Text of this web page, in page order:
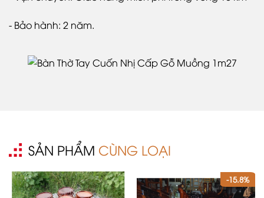
- Bảo hành: 2 năm.
SẢN PHẨM CÙNG LOẠI
-15.8%